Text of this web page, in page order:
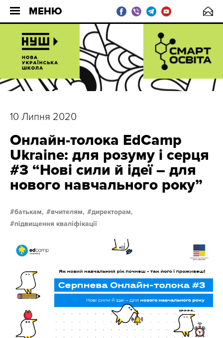
МЕНЮ
10 Липня 2020
Онлайн-толока EdCamp
Ukraine: для розуму і серця
#3 “Нові сили й ідеї – для
нового навчального року”
батькам, вчителям,
директорам,
підвищення кваліфікації